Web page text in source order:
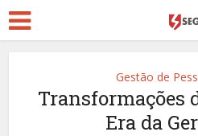
Gestão de
Transformações
Era da